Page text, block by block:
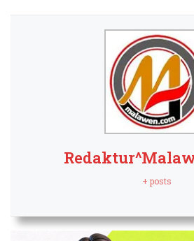
+ posts